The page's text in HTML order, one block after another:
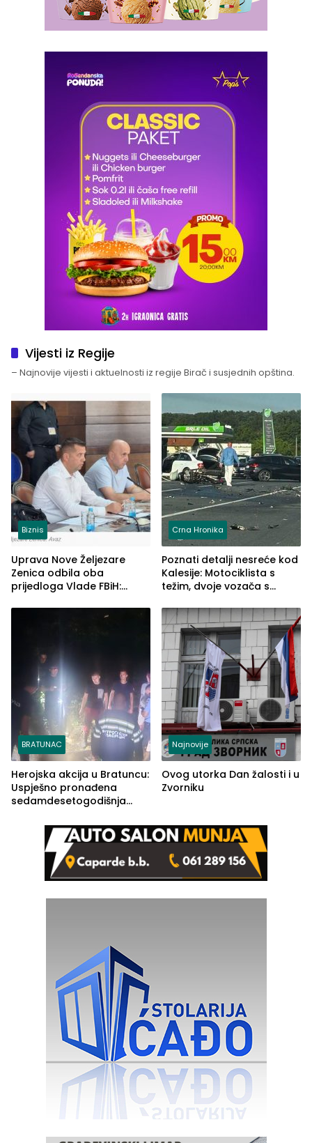
Vijesti iz Regije
– Najnovije vijesti i aktuelnosti iz regije Birač i susjednih opština.
Biznis
Uprava Nove Željezare
Zenica odbila oba
prijedloga Vlade FBiH:
rješenje
Crna Hronika
Poznati detalji nesreće kod
Kalesije: Motociklista s
težim, dvoje vozača s
BRATUNAC
Herojska akcija u Bratuncu:
Uspješno pronađena
sedamdesetogodišnja
Kravice.
Najnovije
Ovog utorka Dan žalosti i u
Zvorniku